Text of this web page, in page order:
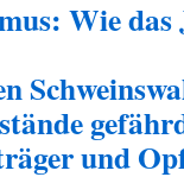
Wie
und